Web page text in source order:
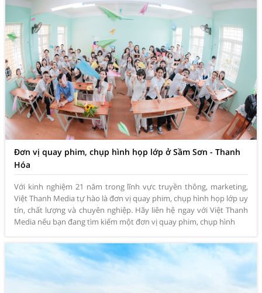
Đơn vị quay phim, chụp hình họp lớp ở Sầm Sơn - Thanh
Hóa
Với kinh nghiệm 21 năm trong lĩnh vực truyền thông, marketing,
Việt Thanh Media tự hào là đơn vị quay phim, chụp hình họp lớp uy
tín, chất lượng và chuyên nghiệp. Hãy liên hệ ngay với Việt Thanh
Media nếu bạn đang tìm kiếm một đơn vị quay phim, chụp hình